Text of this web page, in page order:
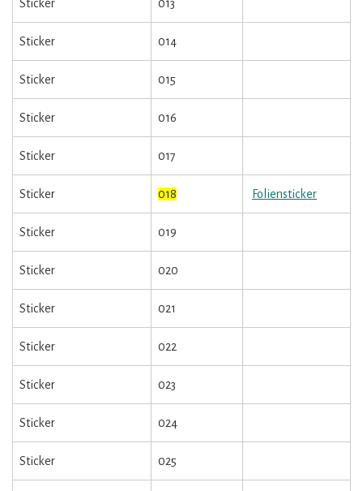
Sticker 013
Sticker 014
Sticker 015
Sticker 016
Sticker 017
Sticker 018 Foliensticker
Sticker 019
Sticker 020
Sticker 021
Sticker 022
Sticker 023
Sticker 024
Sticker 025